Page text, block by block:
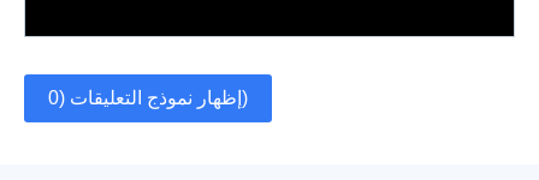
إظهار نموذج التعليقات (0)